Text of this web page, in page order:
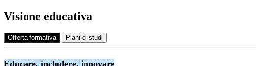
Visione educativa
Offerta formativa Piani di studi
Educare, includere, innovare